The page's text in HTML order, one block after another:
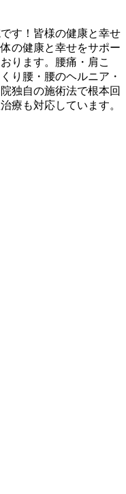
す！皆様の健康と幸せ
の健康と幸せをサポー
ります。腰痛・肩こ
り腰・腰のヘルニア・
独自の施術法で根本回
療も対応しています。